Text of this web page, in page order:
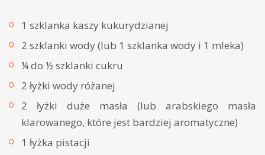
1 szklanka kaszy kukurydzianej
2 szklanki wody (lub 1 szklanka wody i 1 mleka)
¼ do ½ szklanki cukru
2 łyżki wody różanej
2 łyżki duże masła (lub arabskiego masła
klarowanego, które jest bardziej aromatyczne)
1 łyżka pistacji